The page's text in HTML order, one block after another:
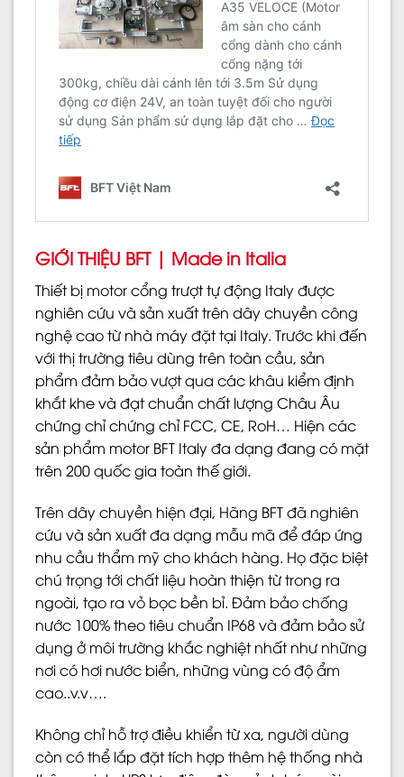
GIỚI THIỆU BFT | Made in Italia
Thiết bị motor cổng trượt tự động Italy được
nghiên cứu và sản xuất trên dây chuyền công
nghệ cao từ nhà máy đặt tại Italy. Trước khi đến
với thị trường tiêu dùng trên toàn cầu, sản
phẩm đảm bảo vượt qua các khâu kiểm định
khắt khe và đạt chuẩn chất lượng Châu Âu
chứng chỉ chứng chỉ FCC, CE, RoH… Hiện các
sản phẩm motor BFT Italy đa dạng đang có mặt
trên 200 quốc gia toàn thế giới.
Trên dây chuyền hiện đại, Hãng BFT đã nghiên
cứu và sản xuất đa dạng mẫu mã để đáp ứng
nhu cầu thẩm mỹ cho khách hàng. Họ đặc biệt
chú trọng tới chất liệu hoàn thiện từ trong ra
ngoài, tạo ra vỏ bọc bền bỉ. Đảm bảo chống
nước 100% theo tiêu chuẩn IP68 và đảm bảo sử
dụng ở môi trường khắc nghiệt nhất như những
nơi có hơi nước biển, những vùng có độ ẩm
cao..v.v….
Không chỉ hỗ trợ điều khiển từ xa, người dùng
còn có thể lắp đặt tích hợp thêm hệ thống nhà